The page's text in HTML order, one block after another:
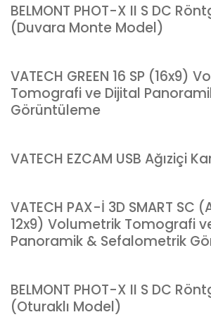
BELMONT PHOT-X II S DC
(Duvara Monte Model)
VATECH GREEN 16 SP (16x9)
Tomografi ve Dijital
Görüntüleme
VATECH EZCAM USB Ağıziçi
VATECH PAX-İ 3D SMART SC
12x9) Volumetrik Tomografi
Panoramik & Sefalometrik
BELMONT PHOT-X II S DC
(Oturaklı Model)